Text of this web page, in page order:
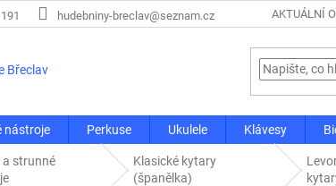
hudebniny-breclav@seznam.cz AKTUÁLNÍ
Břeclav
nástroje Perkuse Ukulele Klávesy
a strunné
Klasické kytary
(španělka)